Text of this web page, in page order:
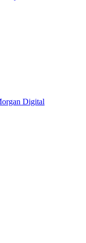
Digital